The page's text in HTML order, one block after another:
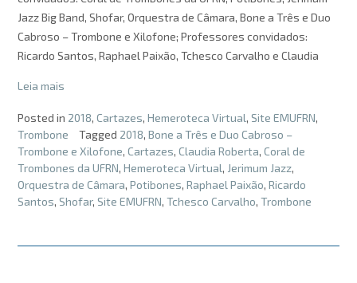
Jazz Big Band, Shofar, Orquestra de Câmara, Bone a Três e Duo
Cabroso – Trombone e Xilofone; Professores convidados:
Ricardo Santos, Raphael Paixão, Tchesco Carvalho e Claudia
Leia mais
Posted in 2018, Cartazes, Hemeroteca Virtual, Site EMUFRN,
Trombone
Tagged 2018, Bone a Três e Duo Cabroso –
Trombone e Xilofone, Cartazes, Claudia Roberta, Coral de
Trombones da UFRN, Hemeroteca Virtual, Jerimum Jazz,
Orquestra de Câmara, Potibones, Raphael Paixão, Ricardo
Santos, Shofar, Site EMUFRN, Tchesco Carvalho, Trombone